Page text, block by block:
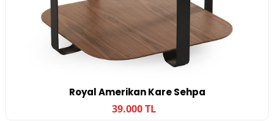
Royal Amerikan Kare Sehpa
39.000 TL